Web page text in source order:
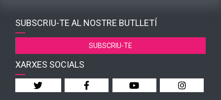
SUBSCRIU-TE AL NOSTRE BUTLLETÍ
SUBSCRIU-TE
XARXES SOCIALS